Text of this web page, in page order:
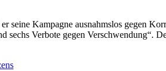
Kampagne ausnahmslos gegen
sechs Verbote gegen Verschwendung“.